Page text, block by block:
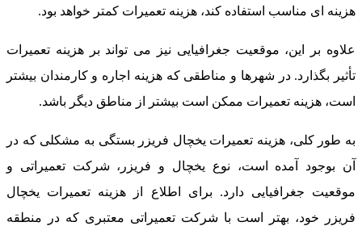
هزینه ای مناسب استفاده کند، هزینه تعمیرات کمتر خواهد بود.
علاوه بر این، موقعیت جغرافیایی نیز می تواند بر هزینه تعمیرات
تأثیر بگذارد. در شهرها و مناطقی که هزینه اجاره و کارمندان بیشتر
است، هزینه تعمیرات ممکن است بیشتر از مناطق دیگر باشد.
به طور کلی، هزینه تعمیرات یخچال فریزر بستگی به مشکلی که در
آن بوجود آمده است، نوع یخچال و فریزر، شرکت تعمیراتی و
موقعیت جغرافیایی دارد. برای اطلاع از هزینه تعمیرات یخچال
فریزر خود، بهتر است با شرکت تعمیراتی معتبری که در منطقه